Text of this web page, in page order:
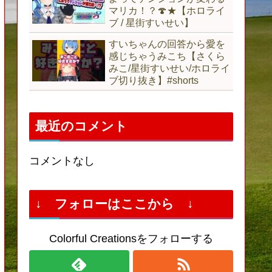
マリカ！？🍄★【ホロライ
ブ / 星街すいせい】
すいちゃんの回答から愛を
感じちゃうみこち【さくら
みこ/星街すいせい/ホロライ
ブ切り抜き】#shorts
最近のコメント
コメントなし
↓ フォローはここから ↓
Colorful Creationsをフォローする